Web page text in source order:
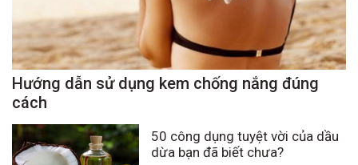
Hướng dẫn sử dụng kem chống nắng đúng
cách
50 công dụng tuyệt vời của dầu
dừa bạn đã biết chưa?